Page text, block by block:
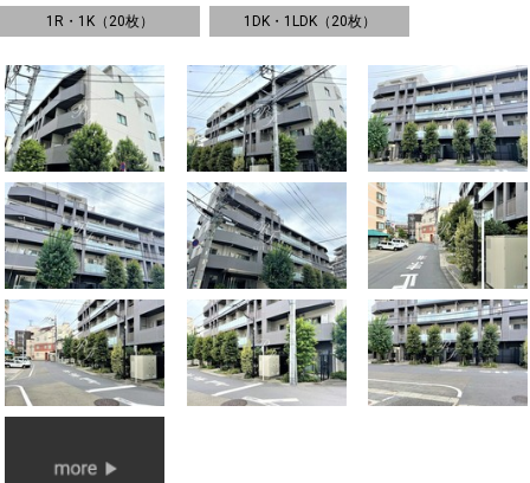
1R・1K（20枚） 1DK・1LDK（20枚）